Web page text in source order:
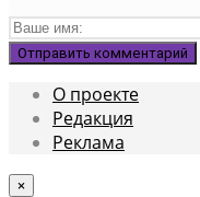
О проекте
Редакция
Реклама
×